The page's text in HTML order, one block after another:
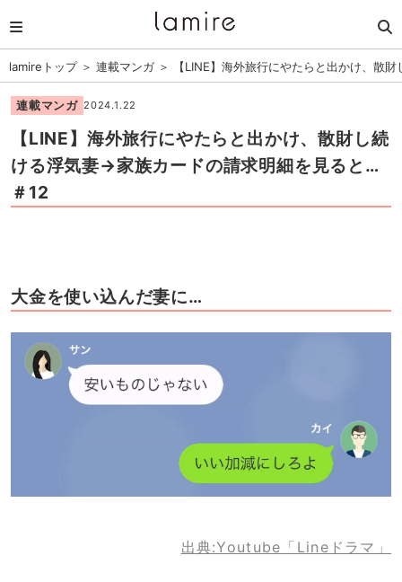
lamireトップ＞ 連載マンガ＞ 【LINE】海外旅行にやたらと出かけ、散
連載マンガ 2024.1.22
【LINE】海外旅行にやたらと出かけ、散財し続
ける浮気妻→家族カードの請求明細を見ると…
＃12
大金を使い込んだ妻に…
出典:Youtube「Lineドラマ」